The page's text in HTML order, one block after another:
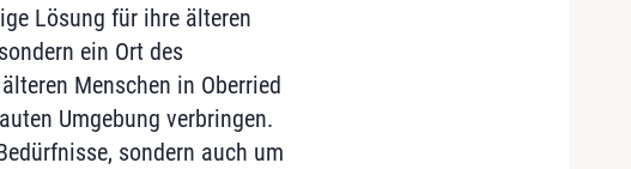
Lösung für ihre älteren
ein Ort des
Menschen in Oberried
Umgebung verbringen.
sondern auch um